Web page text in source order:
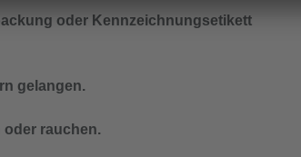
oder Kennzeichnungsetikett
gelangen.
oder rauchen.